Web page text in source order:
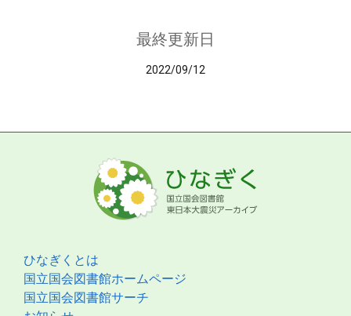
最終更新日
2022/09/12
ひなぎくとは
国立国会図書館ホームページ
国立国会図書館サーチ